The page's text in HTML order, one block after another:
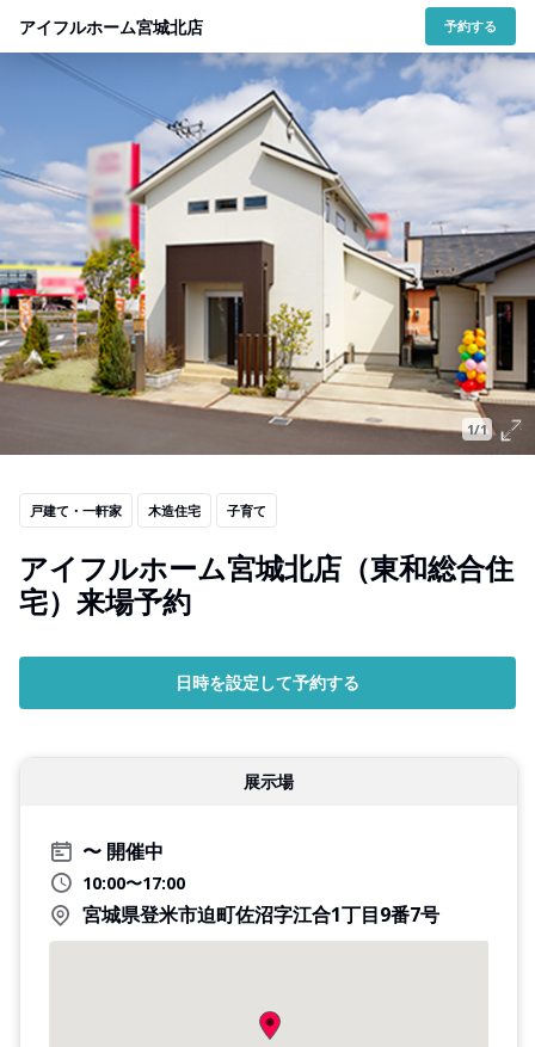
アイフルホーム宮城北店 予約する
1/1
戸建て・一軒家 木造住宅 子育て
アイフルホーム宮城北店（東和総合住
宅）来場予約
日時を設定して予約する
展示場
開催中
10:00〜17:00
宮城県登米市迫町佐沼字江合1丁目9番7号